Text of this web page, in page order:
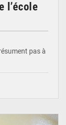
l’école
pas à